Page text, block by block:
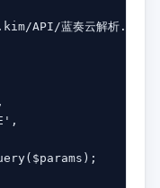
API/蓝奏云解析